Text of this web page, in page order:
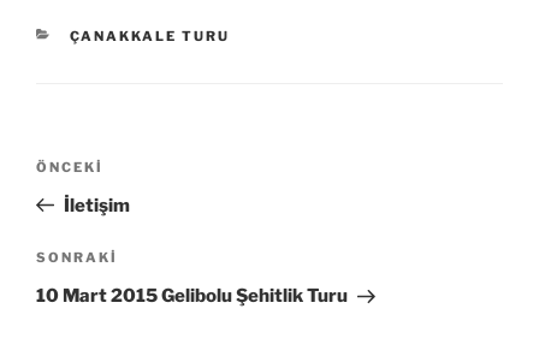
KATEGORILER
ÇANAKKALE TURU
Yazı
gezinmesi
Önceki
Yazı
ÖNCEKI
İletişim
Sonraki
Yazı
SONRAKI
10 Mart 2015 Gelibolu Şehitlik Turu